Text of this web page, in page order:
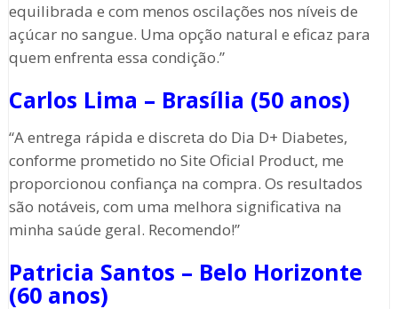
equilibrada e com menos oscilações nos níveis de
açúcar no sangue. Uma opção natural e eficaz para
quem enfrenta essa condição.”
Carlos Lima – Brasília (50 anos)
“A entrega rápida e discreta do Dia D+ Diabetes,
conforme prometido no Site Oficial Product, me
proporcionou confiança na compra. Os resultados
são notáveis, com uma melhora significativa na
minha saúde geral. Recomendo!”
Patricia Santos – Belo Horizonte
(60 anos)